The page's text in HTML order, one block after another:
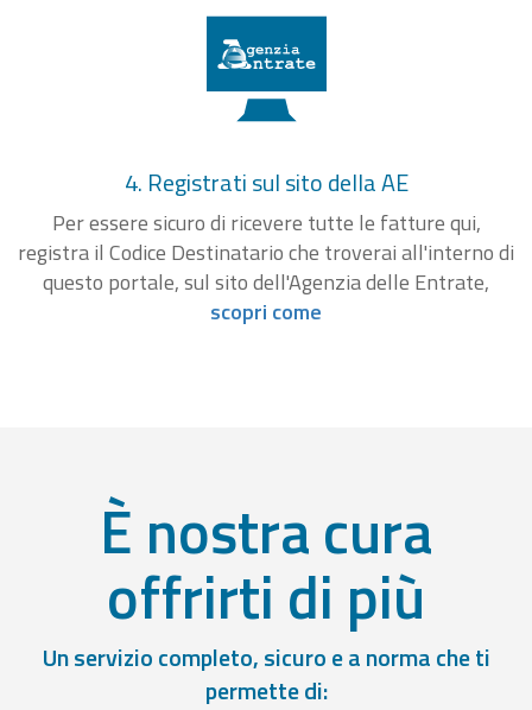
4. Registrati sul sito della AE
Per essere sicuro di ricevere tutte le fatture qui,
registra il Codice Destinatario che troverai all'interno di
questo portale, sul sito dell'Agenzia delle Entrate,
scopri come
È nostra cura
offrirti di più
Un servizio completo, sicuro e a norma che ti
permette di: